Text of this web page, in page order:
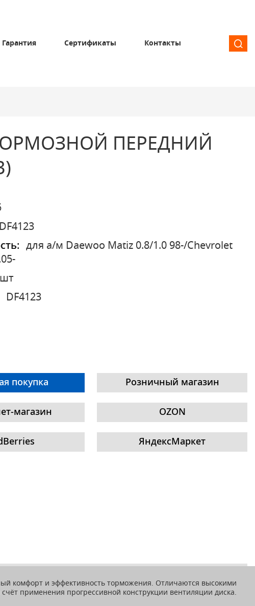
Гарантия Сертификаты Контакты
ПЕРЕДНИЙ
для а/м Daewoo Matiz 0.8/1.0 98-/Chevrolet
шт
DF4123
покупка Розничный магазин
магазин OZON
ЯндексМаркет
комфорт и эффективность торможения. Отличаются высокими
применения прогрессивной конструкции вентиляции диска.